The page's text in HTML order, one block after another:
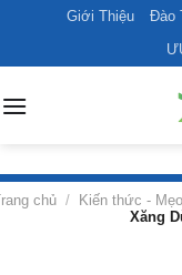
content
Giới Thiệu Đào
chủ / Kiến thức -
Xăng